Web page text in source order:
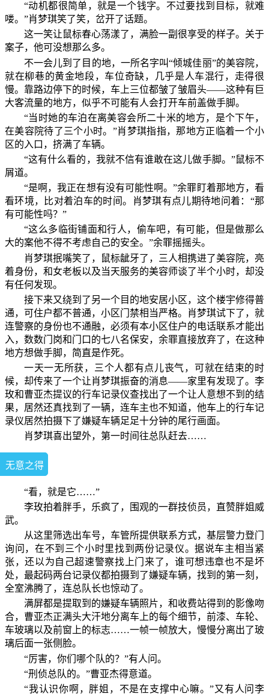
“动机都很简单，就是一个钱字。不过要找到目标，就难
喽。”肖梦琪笑了笑，岔开了话题。
这一笑让鼠标春心荡漾了，满脸一副很享受的样子。关于
案子，他可没想那么多。
不一会儿到了目的地，一所名字叫“倾城佳丽”的美容院，
就在柳巷的黄金地段，车位奇缺，几乎是人车混行，走得很
慢。靠路边停下的时候，车上三位都皱了皱眉头——这种有巨
大客流量的地方，似乎不可能有人会打开车前盖做手脚。
“当时她的车泊在离美容会所二十米的地方，是个下午，
在美容院待了三个小时。”肖梦琪指指，那地方正临着一个小
区的入口，挤满了车辆。
“这有什么看的，我就不信有谁敢在这儿做手脚。”鼠标不
屑道。
“是啊，我正在想有没有可能性啊。”余罪盯着那地方，看
看环境，比对着泊车的时间。肖梦琪有点儿期待地问着：“那
有可能性吗？”
“这么多临街铺面和行人，偷车吧，有可能，但是做那么
大的案他不得不考虑自己的安全。”余罪摇摇头。
肖梦琪抿嘴笑了，鼠标龇牙了，三人相携进了美容院，亮
着身份，和女老板以及当天服务的美容师谈了半个小时，却没
有任何发现。
接下来又绕到了另一个目的地安居小区，这个楼宇修得普
通，可住户都不普通，小区门禁相当严格。肖梦琪试下了，就
连警察的身份也不通融，必须有本小区住户的电话联系才能出
入，数数门岗和门口的七八名保安，余罪直接放弃了，在这种
地方想做手脚，简直是作死。
一天一无所获，三个人都有点儿丧气，可就在结束的时
候，却传来了一个让肖梦琪振奋的消息——家里有发现了。李
玫和曹亚杰提议的行车记录仪查找出了一个让人意想不到的结
果，居然还真找到了一辆，连车主也不知道，他车上的行车记
录仪居然拍摄下了嫌疑车辆足足十分钟的尾行画面。
肖梦琪喜出望外，第一时间往总队赶去……
无意之得
“看，就是它……”
李玫拍着胖手，乐疯了，围观的一群技侦员，直赞胖姐威
武。
从这里筛选出车号，车管所提供联系方式，基层警力登门
询问，在不到三个小时里找到两份记录仪。据说车主相当紧
张，还以为自己超速警察找上门来了，谁可想违章也不是坏
处，最起码两台记录仪都拍摄到了嫌疑车辆，找到的第一刻，
全室沸腾了，连总队长也惊动了。
满屏都是提取到的嫌疑车辆照片，和收费站得到的影像吻
合，曹亚杰正满头大汗地分离车上的每个细节，前漆、车轮、
车玻璃以及前窗上的标志……一帧一帧放大，慢慢分离出了玻
璃后面一张侧脸。
“厉害，你们哪个队的？”有人问。
“刑侦总队的。”曹亚杰得意道。
“我认识你啊，胖姐，不是在支撑中心嘛。”又有人问李